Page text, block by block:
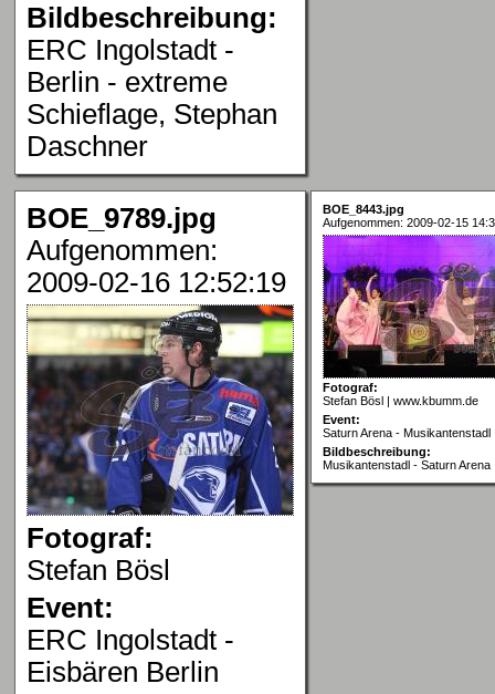
Bildbeschreibung:
ERC Ingolstadt -
Berlin - extreme
Schieflage, Stephan
Daschner
BOE_9789.jpg
Aufgenommen:
2009-02-16 12:52:19
Fotograf:
Stefan Bösl
Event:
ERC Ingolstadt -
Eisbären Berlin
BOE_8443.jpg
Aufgenommen: 2009-02-15
Fotograf:
Stefan Bösl | www.kbumm.de
Event:
Saturn Arena - Musikantenstadl
Bildbeschreibung:
Musikantenstadl - Saturn Arena